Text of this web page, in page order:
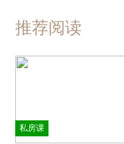
推荐阅读
私房课